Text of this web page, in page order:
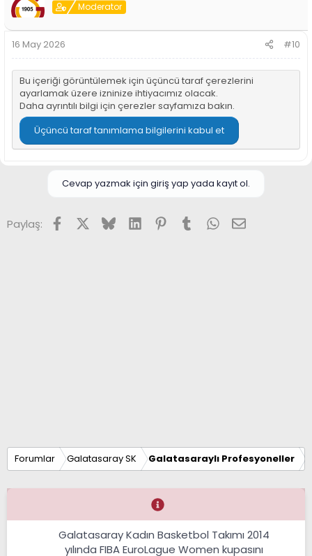
Moderator
16 May 2026 #10
Bu içeriği görüntülemek için üçüncü taraf çerezlerini
ayarlamak üzere izninize ihtiyacımız olacak.
Daha ayrıntılı bilgi için çerezler sayfamıza bakın.
Üçüncü taraf tanımlama bilgilerini kabul et
Cevap yazmak için giriş yap yada kayıt ol.
Paylaş: FacebookX (Twitter)
BlueskyLinkedInPinterest
TumblrWhatsApp
E-posta
Forumlar Galatasaray SK Galatasaraylı Profesyoneller
Galatasaray Kadın Basketbol Takımı 2014
yılında FIBA EuroLague Women kupasını